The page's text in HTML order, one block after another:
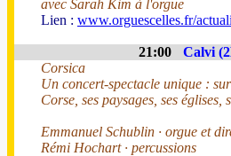
avec Sarah Kim à l'orgue
Lien : www.orguescelles.fr/
21:00 Calvi
Corsica
Un concert-spectacle unique :
Corse, ses paysages, ses églises,
Emmanuel Schublin · orgue et
Rémi Hochart · percussions